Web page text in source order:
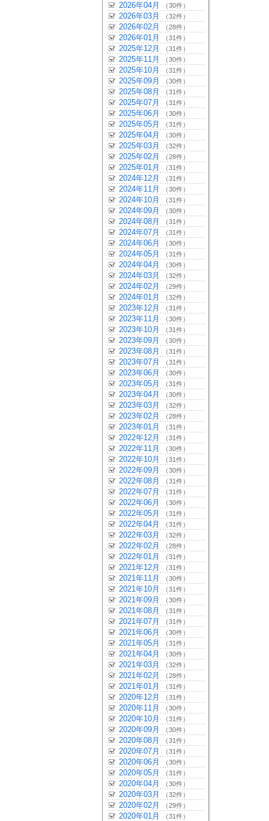
2026年04月 （30件）
2026年03月 （32件）
2026年02月 （28件）
2026年01月 （31件）
2025年12月 （31件）
2025年11月 （30件）
2025年10月 （31件）
2025年09月 （30件）
2025年08月 （31件）
2025年07月 （31件）
2025年06月 （30件）
2025年05月 （31件）
2025年04月 （30件）
2025年03月 （32件）
2025年02月 （28件）
2025年01月 （31件）
2024年12月 （31件）
2024年11月 （30件）
2024年10月 （31件）
2024年09月 （30件）
2024年08月 （31件）
2024年07月 （31件）
2024年06月 （30件）
2024年05月 （31件）
2024年04月 （30件）
2024年03月 （32件）
2024年02月 （29件）
2024年01月 （32件）
2023年12月 （31件）
2023年11月 （30件）
2023年10月 （31件）
2023年09月 （30件）
2023年08月 （31件）
2023年07月 （31件）
2023年06月 （30件）
2023年05月 （31件）
2023年04月 （30件）
2023年03月 （32件）
2023年02月 （28件）
2023年01月 （31件）
2022年12月 （31件）
2022年11月 （30件）
2022年10月 （31件）
2022年09月 （30件）
2022年08月 （31件）
2022年07月 （31件）
2022年06月 （30件）
2022年05月 （31件）
2022年04月 （31件）
2022年03月 （32件）
2022年02月 （28件）
2022年01月 （31件）
2021年12月 （31件）
2021年11月 （30件）
2021年10月 （31件）
2021年09月 （30件）
2021年08月 （31件）
2021年07月 （31件）
2021年06月 （30件）
2021年05月 （31件）
2021年04月 （30件）
2021年03月 （32件）
2021年02月 （28件）
2021年01月 （31件）
2020年12月 （31件）
2020年11月 （30件）
2020年10月 （31件）
2020年09月 （30件）
2020年08月 （31件）
2020年07月 （31件）
2020年06月 （30件）
2020年05月 （31件）
2020年04月 （30件）
2020年03月 （32件）
2020年02月 （29件）
2020年01月 （31件）